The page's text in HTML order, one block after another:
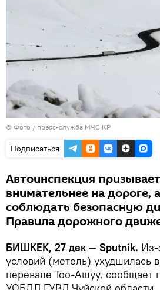
© Фото / пресс-служба МЧС КР
Подписаться
Автоинспекция
внимательнее на дороге,
соблюдать безопасную
Правила дорожного
БИШКЕК, 27 дек — Sputnik. Из-
условий (метель) ухудшилась
перевале Тоо-Ашуу, сообщает